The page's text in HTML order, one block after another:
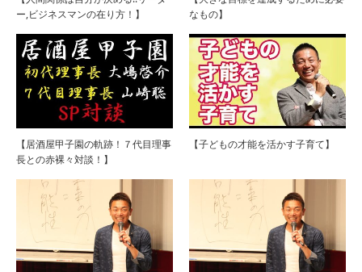
ー,ビジネスマンの在り方！】
なもの】
【居酒屋甲子園の軌跡！７代目理事
長との赤裸々対談！】
【子どもの才能を活かす子育て】